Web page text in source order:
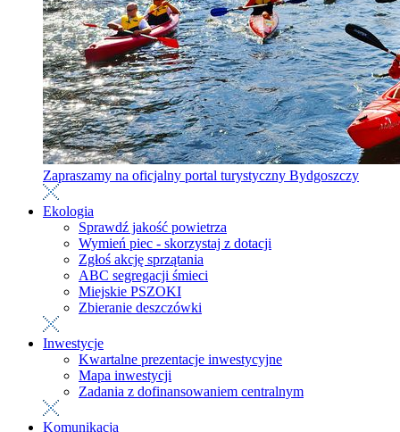
Zapraszamy na oficjalny portal turystyczny Bydgoszczy
Ekologia
Sprawdź jakość powietrza
Wymień piec - skorzystaj z dotacji
Zgłoś akcję sprzątania
ABC segregacji śmieci
Miejskie PSZOKI
Zbieranie deszczówki
Inwestycje
Kwartalne prezentacje inwestycyjne
Mapa inwestycji
Zadania z dofinansowaniem centralnym
Komunikacja